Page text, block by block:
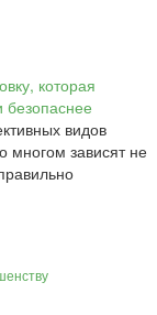
видов
многом зависят не